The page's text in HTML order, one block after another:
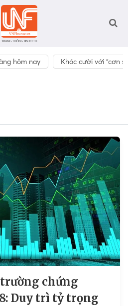
hôm nay Khóc cười với “cơn
chứng
Duy trì tỷ trọng